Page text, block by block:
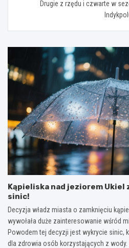
Drugie z rzędu i czwarte w
Kąpieliska nad jeziorem Ukiel
sinic!
Decyzja władz miasta o zamknięciu
wywołała duże zainteresowanie wśród
Powodem tej decyzji jest wykrycie sinic,
dla zdrowia osób korzystających z